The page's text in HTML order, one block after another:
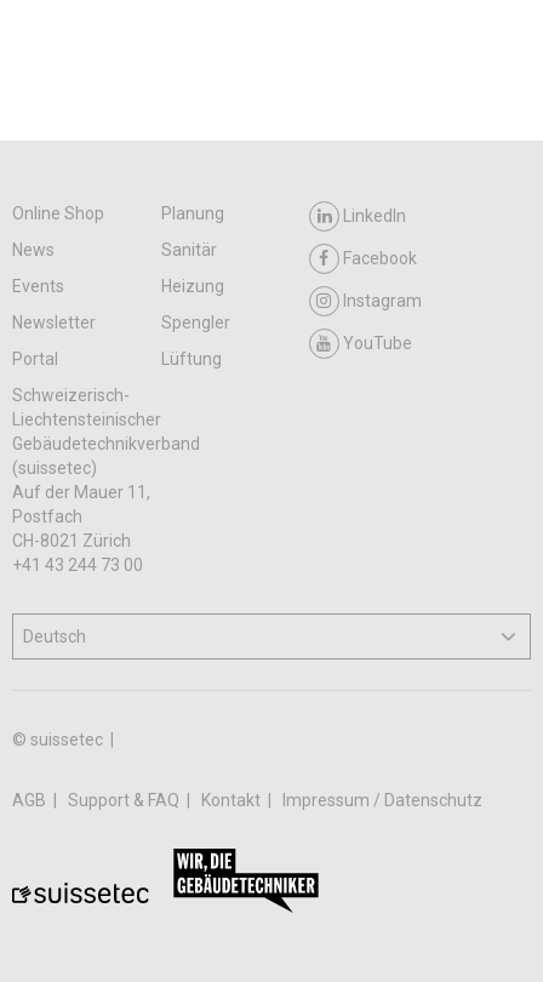
Online Shop
Planung
News
Sanitär
Events
Heizung
Newsletter
Spengler
Portal
Lüftung
LinkedIn
Facebook
Instagram
YouTube
Schweizerisch-
Liechtensteinischer
Gebäudetechnikverband
(suissetec)
Auf der Mauer 11,
Postfach
CH-8021 Zürich
+41 43 244 73 00
© suissetec |
AGB Support & FAQ Kontakt Impressum / Datenschutz